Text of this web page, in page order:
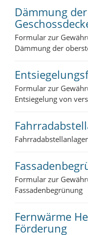
Dämmung
Formular zur
Dämmung der
Formular zur
Entsiegelung von
Formular zur
Fassadenbegrünung
Fernwärme
Förderung